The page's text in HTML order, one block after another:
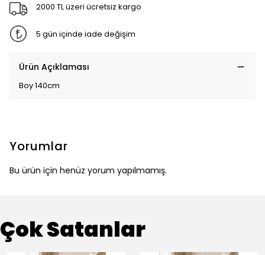
2000 TL üzeri ücretsiz kargo
5 gün içinde iade değişim
Ürün Açıklaması
Boy 140cm
Yorumlar
Bu ürün için henüz yorum yapılmamış.
Çok Satanlar